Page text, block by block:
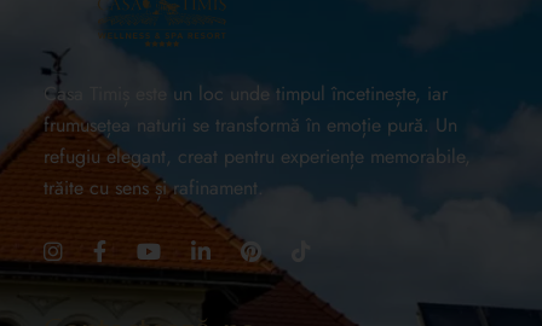
Casa Timiș este un loc unde timpul încetinește, iar
frumusețea naturii se transformă în emoție pură. Un
refugiu elegant, creat pentru experiențe memorabile,
trăite cu sens și rafinament.